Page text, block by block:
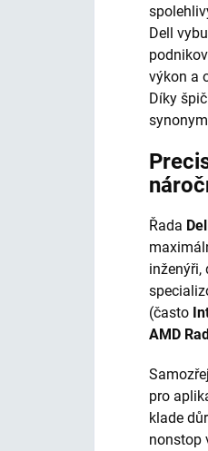
Dell
výkon a
Díky
Řada
inženýři,
(často
AMD
pro
klade
nonstop